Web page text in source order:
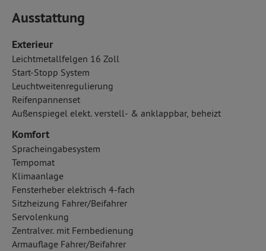
Ausstattung
Exterieur
Leichtmetallfelgen 16 Zoll
Start-Stopp System
Leuchtweitenregulierung
Reifenpannenset
Außenspiegel elekt. verstell- & anklappbar, beheizt
Komfort
Spracheingabesystem
Tempomat
Klimaanlage
Fensterheber elektrisch 4-fach
Sitzheizung Fahrer/Beifahrer
Servolenkung
Zentralver. mit Fernbedienung
Armauflage Fahrer/Beifahrer